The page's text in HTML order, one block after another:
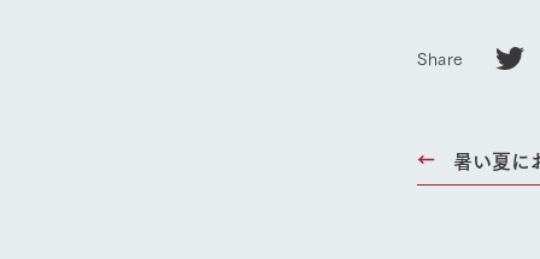
農業の未来
50周年ヒ
Share
暑い夏に